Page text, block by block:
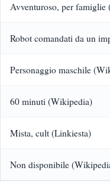
Avventuroso, per famiglie
Robot comandati da un
Personaggio maschile
60 minuti (Wikipedia)
Mista, cult (Linkiesta)
Non disponibile